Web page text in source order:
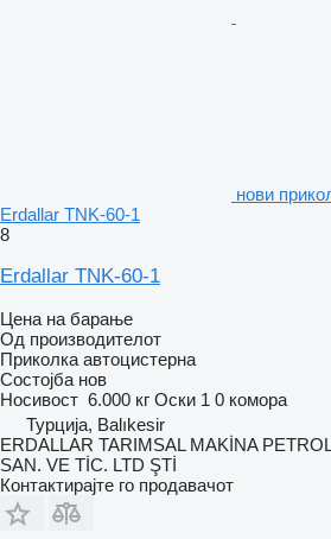
нови
Erdallar TNK-60-1
8
Erdallar TNK-60-1
Цена на барање
Од производителот
Приколка автоцистерна
Состојба нов
Носивост 6.000 кг Оски 1 0 комора
Турција, Balıkesir
ERDALLAR TARIMSAL MAKİNA
SAN. VE TİC. LTD ŞTİ
Контактирајте го продавачот